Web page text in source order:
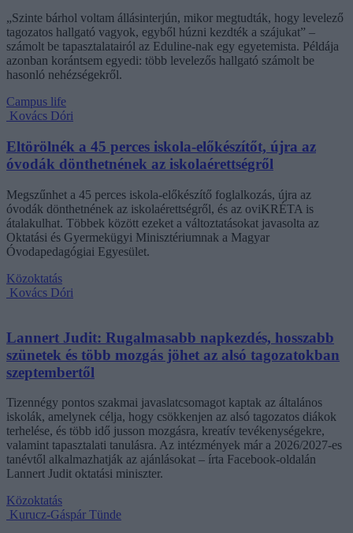
„Szinte bárhol voltam állásinterjún, mikor megtudták, hogy levelező
tagozatos hallgató vagyok, egyből húzni kezdték a szájukat” –
számolt be tapasztalatairól az Eduline-nak egy egyetemista. Példája
azonban korántsem egyedi: több levelezős hallgató számolt be
hasonló nehézségekről.
Campus life
Kovács Dóri
Eltörölnék a 45 perces iskola-előkészítőt, újra az
óvodák dönthetnének az iskolaérettségről
Megszűnhet a 45 perces iskola-előkészítő foglalkozás, újra az
óvodák dönthetnének az iskolaérettségről, és az oviKRÉTA is
átalakulhat. Többek között ezeket a változtatásokat javasolta az
Oktatási és Gyermekügyi Minisztériumnak a Magyar
Óvodapedagógiai Egyesület.
Közoktatás
Kovács Dóri
Lannert Judit: Rugalmasabb napkezdés, hosszabb
szünetek és több mozgás jöhet az alsó tagozatokban
szeptembertől
Tizennégy pontos szakmai javaslatcsomagot kaptak az általános
iskolák, amelynek célja, hogy csökkenjen az alsó tagozatos diákok
terhelése, és több idő jusson mozgásra, kreatív tevékenységekre,
valamint tapasztalati tanulásra. Az intézmények már a 2026/2027-es
tanévtől alkalmazhatják az ajánlásokat – írta Facebook-oldalán
Lannert Judit oktatási miniszter.
Közoktatás
Kurucz-Gáspár Tünde